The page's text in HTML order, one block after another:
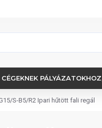
CÉGEKNEK
S-B5/R2 Ipari hűtött fali regál